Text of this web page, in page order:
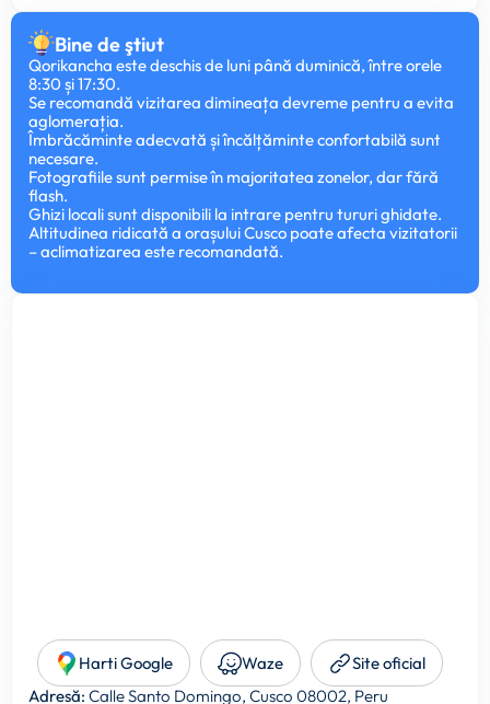
Bine de ştiut
Qorikancha este deschis de luni până duminică, între orele
8:30 și 17:30.
Se recomandă vizitarea dimineața devreme pentru a evita
aglomerația.
Îmbrăcăminte adecvată și încălțăminte confortabilă sunt
necesare.
Fotografiile sunt permise în majoritatea zonelor, dar fără
flash.
Ghizi locali sunt disponibili la intrare pentru tururi ghidate.
Altitudinea ridicată a orașului Cusco poate afecta vizitatorii
– aclimatizarea este recomandată.
Harti Google Waze
Site oficial
Adresă: Calle Santo Domingo, Cusco 08002, Peru